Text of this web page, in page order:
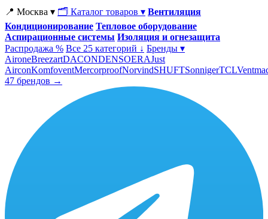
📍 Москва ▾ 🗂 Каталог товаров ▾ Вентиляция
Кондиционирование Тепловое оборудование
Аспирационные системы Изоляция и огнезащита
Распродажа % Все 25 категорий ↓ Бренды ▾
AironeBreezartDACONDENSOERAJust
AirconKomfoventMercorproofNorvindSHUFTSonnigerTCL
47 брендов →